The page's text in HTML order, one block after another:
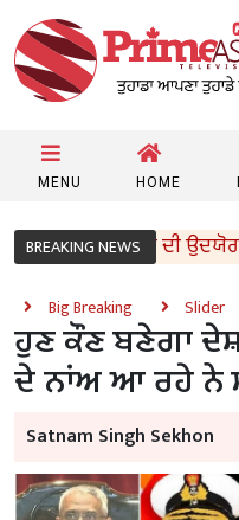
MENU HOME
BREAKING NEWS
ਸੰਜੀਵ ਅਰੋੜਾ ਦੀ ਉਦਯੋਗਪਤੀ
Big Breaking Slider
ਹੁਣ ਕੌਣ ਬਣੇਗਾ ਦੇਸ਼
ਦੇ ਨਾਂਅ ਆ ਰਹੇ ਨੇ
Satnam Singh Sekhon